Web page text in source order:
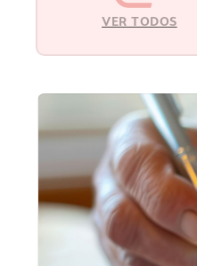
VER TODOS